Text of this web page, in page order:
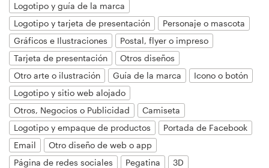
Logotipo y guía de la marca
Logotipo y tarjeta de presentación
Personaje o mascota
Gráficos e Ilustraciones
Postal, flyer o impreso
Tarjeta de presentación
Otros diseños
Otro arte o ilustración
Guía de la marca
Icono o botón
Logotipo y sitio web alojado
Otros, Negocios o Publicidad
Camiseta
Logotipo y empaque de productos
Portada de Facebook
Email
Otro diseño de web o app
Página de redes sociales
Pegatina 3D
Explorar todas las categorías
Soporte
+49 30 568 376 73
Centro de ayuda